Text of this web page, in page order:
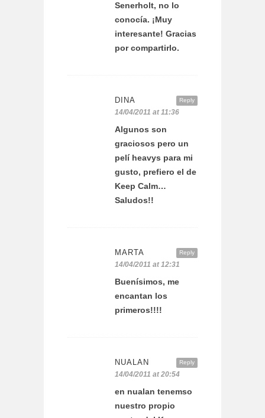
Senerholt, no lo
conocía. ¡Muy
interesante! Gracias
por compartirlo.
Reply
DINA
14/04/2011 at 11:36
Algunos son
graciosos pero un
pelí heavys para mi
gusto, prefiero el de
Keep Calm…
Saludos!!
Reply
MARTA
14/04/2011 at 12:31
Buenísimos, me
encantan los
primeros!!!!
Reply
NUALAN
14/04/2011 at 20:54
en nualan tenemso
nuestro propio